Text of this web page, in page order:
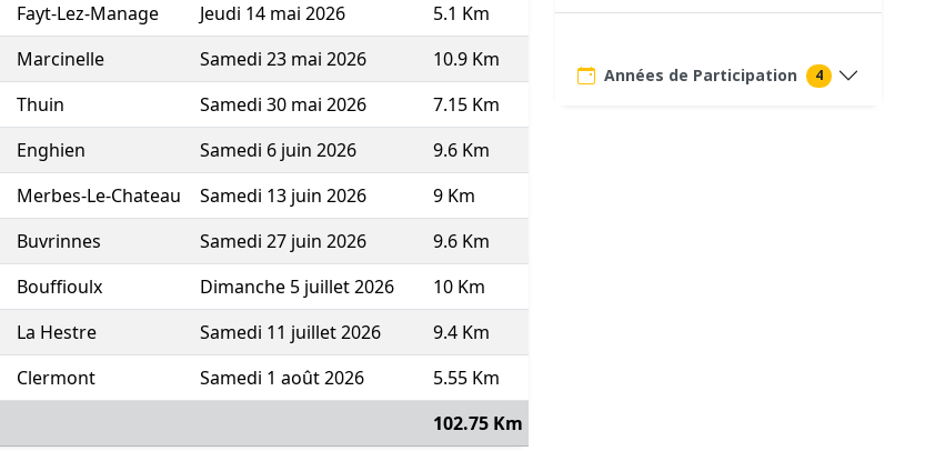
Fayt-Lez-Manage Jeudi 14 mai 2026 5.1 Km 7.88 7'37'' 38:51 344 (Autre dist. ⇒
Marcinelle Samedi 23 mai 2026 10.9 Km
Thuin Samedi 30 mai 2026 7.15 Km
Enghien Samedi 6 juin 2026 9.6 Km
Merbes-Le-Chateau Samedi 13 juin 2026 9 Km
Buvrinnes Samedi 27 juin 2026 9.6 Km
Bouffioulx Dimanche 5 juillet 2026 10 Km
La Hestre Samedi 11 juillet 2026 9.4 Km
Clermont Samedi 1 août 2026 5.55 Km
102.75 Km
Années de Participation 4